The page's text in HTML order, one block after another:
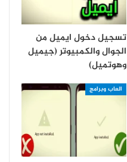
تسجيل دخول ايميل من
الجوال والكمبيوتر (جيميل
وهوتميل)
العاب وبرامج